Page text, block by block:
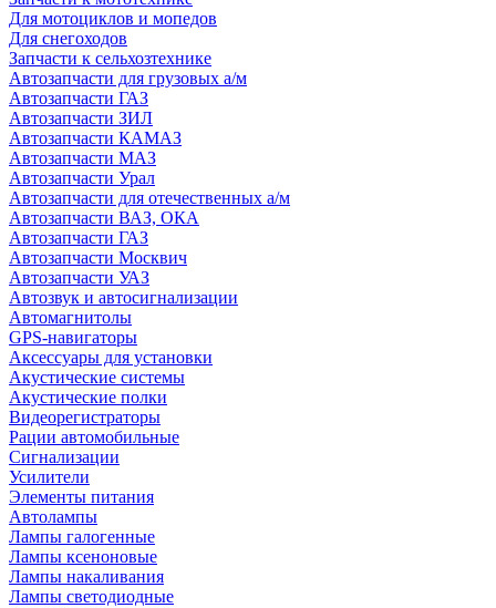
Для мотоциклов и мопедов
Для снегоходов
Запчасти к сельхозтехнике
Автозапчасти для грузовых а/м
Автозапчасти ГАЗ
Автозапчасти ЗИЛ
Автозапчасти КАМАЗ
Автозапчасти МАЗ
Автозапчасти Урал
Автозапчасти для отечественных а/м
Автозапчасти ВАЗ, ОКА
Автозапчасти ГАЗ
Автозапчасти Москвич
Автозапчасти УАЗ
Автозвук и автосигнализации
Автомагнитолы
GPS-навигаторы
Аксессуары для установки
Акустические системы
Акустические полки
Видеорегистраторы
Рации автомобильные
Сигнализации
Усилители
Элементы питания
Автолампы
Лампы галогенные
Лампы ксеноновые
Лампы накаливания
Лампы светодиодные